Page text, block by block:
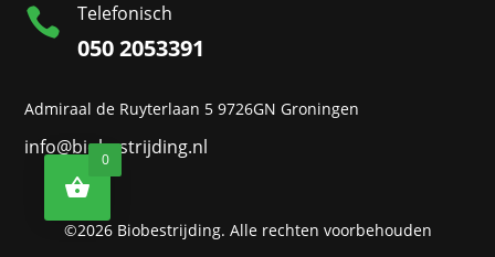
 Telefonisch
050 2053391
Admiraal de Ruyterlaan 5 9726GN Groningen
info@biobestrijding.nl
©2026 Biobestrijding. Alle rechten voorbehouden
0